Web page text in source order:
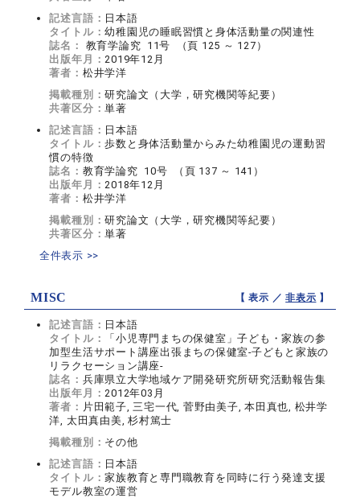
記述言語： 日本語
タイトル：幼稚園児の睡眠習慣と身体活動量の関連性
誌名：
教育学論究 11号 （頁 125 ～ 127）
出版年月：2019年12月
著者： 松井学洋
掲載種別：研究論文（大学，研究機関等紀要）
共著区分：単著
記述言語： 日本語
タイトル：歩数と身体活動量からみた幼稚園児の運動習
慣の特徴
誌名： 教育学論究 10号 （頁 137 ～ 141）
出版年月：2018年12月
著者： 松井学洋
掲載種別：研究論文（大学，研究機関等紀要）
共著区分：単著
全件表示 >>
MISC 【 表示 ／非表示 】
記述言語： 日本語
タイトル：
「小児専門まちの保健室」子ども・家族の参
加型生活サポート講座出張まちの保健室‐子どもと家族の
リラクセーション講座‐
誌名： 兵庫県立大学地域ケア開発研究所研究活動報告集
出版年月：2012年03月
著者： 片田範子, 三宅一代, 菅野由美子, 本田真也, 松井学
洋, 太田真由美, 杉村篤士
掲載種別： その他
記述言語： 日本語
タイトル：家族教育と専門職教育を同時に行う発達支援
モデル教室の運営